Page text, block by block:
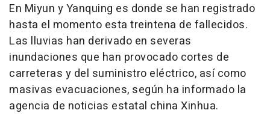
En Miyun y Yanquing es donde se han registrado
hasta el momento esta treintena de fallecidos.
Las lluvias han derivado en severas
inundaciones que han provocado cortes de
carreteras y del suministro eléctrico, así como
masivas evacuaciones, según ha informado la
agencia de noticias estatal china Xinhua.